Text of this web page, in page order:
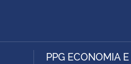
PPG ECONOMIA